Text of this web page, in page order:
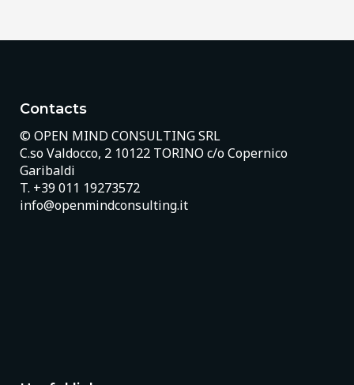
Contacts
© OPEN MIND CONSULTING SRL
C.so Valdocco, 2 10122 TORINO c/o Copernico
Garibaldi
T. +39 011 19273572
info@openmindconsulting.it